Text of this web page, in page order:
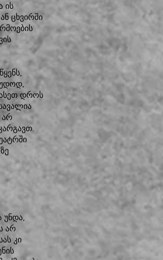
ის
ცხვირში
დროს
არ
უნდა,
არ
კი